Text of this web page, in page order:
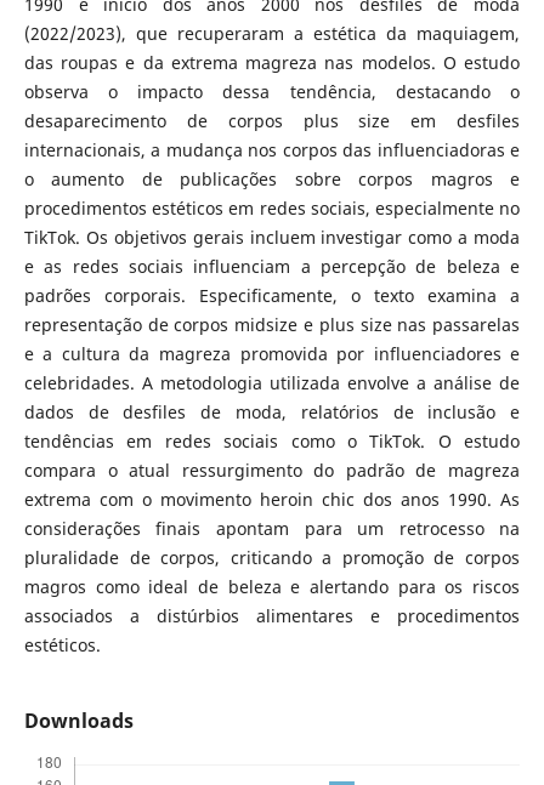
(2022/2023), que recuperaram a estética da maquiagem,
das roupas e da extrema magreza nas modelos. O estudo
observa o impacto dessa tendência, destacando o
desaparecimento de corpos plus size em desfiles
internacionais, a mudança nos corpos das influenciadoras e
o aumento de publicações sobre corpos magros e
procedimentos estéticos em redes sociais, especialmente no
TikTok. Os objetivos gerais incluem investigar como a moda
e as redes sociais influenciam a percepção de beleza e
padrões corporais. Especificamente, o texto examina a
representação de corpos midsize e plus size nas passarelas
e a cultura da magreza promovida por influenciadores e
celebridades. A metodologia utilizada envolve a análise de
dados de desfiles de moda, relatórios de inclusão e
tendências em redes sociais como o TikTok. O estudo
compara o atual ressurgimento do padrão de magreza
extrema com o movimento heroin chic dos anos 1990. As
considerações finais apontam para um retrocesso na
pluralidade de corpos, criticando a promoção de corpos
magros como ideal de beleza e alertando para os riscos
associados a distúrbios alimentares e procedimentos
estéticos.
Downloads